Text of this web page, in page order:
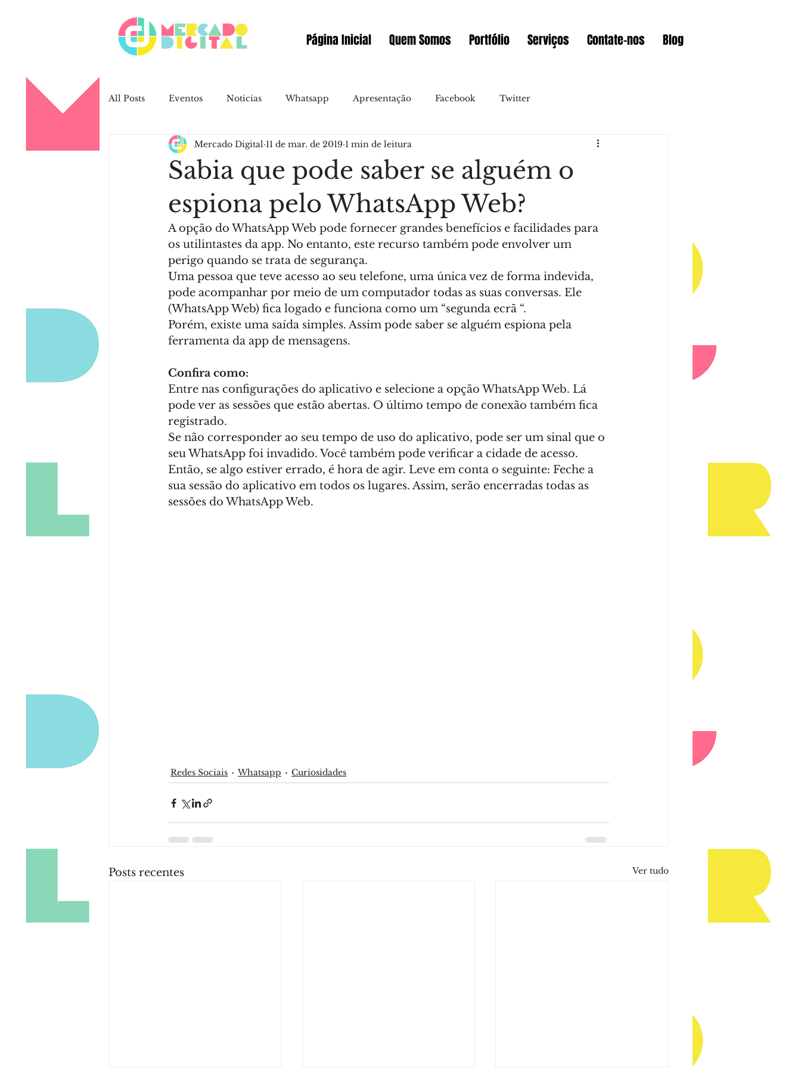
Página Inicial Quem Somos Portfólio Serviços Contate-nos Blog
All Posts Eventos Noticias Whatsapp Apresentação Facebook Twitter
Trabalhos Mercado Digital allo Video Novidades Curiosidades
Redes Sociais Gmail Marketing Online Prémios
Redes Sociais Clientes Embaixador WIX Portugal Videoconferencia E-commerce
Marketing Waze
Sabia que pode saber se alguém o
espiona pelo WhatsApp Web?
Mercado Digital 11 de mar. de 2019 1 min de leitura
A opção do WhatsApp Web pode fornecer grandes benefícios e facilidades para
os utilintastes da app. No entanto, este recurso também pode envolver um
perigo quando se trata de segurança.
Uma pessoa que teve acesso ao seu telefone, uma única vez de forma indevida,
pode acompanhar por meio de um computador todas as suas conversas. Ele
(WhatsApp Web) fica logado e funciona como um “segunda ecrã “.
Porém, existe uma saída simples. Assim pode saber se alguém espiona pela
ferramenta da app de mensagens.
Confira como:
Entre nas configurações do aplicativo e selecione a opção WhatsApp Web. Lá
pode ver as sessões que estão abertas. O último tempo de conexão também fica
registrado.
Se não corresponder ao seu tempo de uso do aplicativo, pode ser um sinal que o
seu WhatsApp foi invadido. Você também pode verificar a cidade de acesso.
Então, se algo estiver errado, é hora de agir. Leve em conta o seguinte: Feche a
sua sessão do aplicativo em todos os lugares. Assim, serão encerradas todas as
sessões do WhatsApp Web.
Redes Sociais Whatsapp Curiosidades
Posts recentes Ver tudo